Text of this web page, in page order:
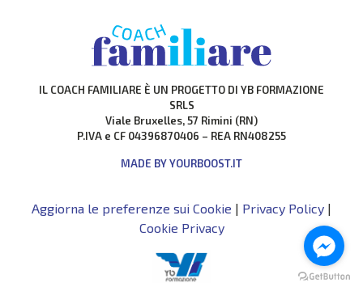
IL COACH FAMILIARE È UN PROGETTO DI YB FORMAZIONE
SRLS
Viale Bruxelles, 57 Rimini (RN)
P.IVA e CF 04396870406 – REA RN408255
MADE BY YOURBOOST.IT
Aggiorna le preferenze sui Cookie | Privacy Policy |
Cookie Privacy